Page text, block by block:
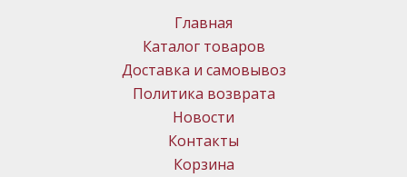
Главная
Каталог товаров
Доставка и самовывоз
Политика возврата
Новости
Контакты
Корзина